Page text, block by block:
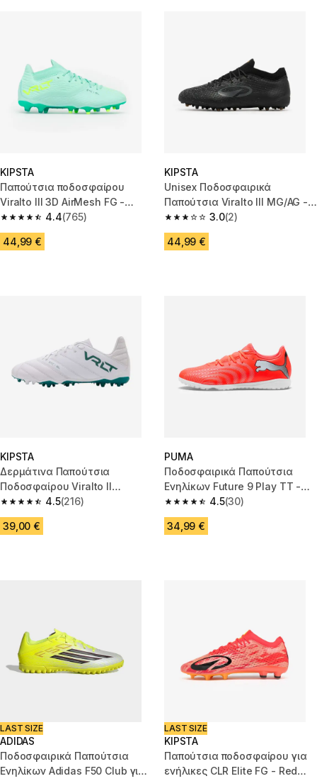
KIPSTA
Παπούτσια ποδοσφαίρου
Viralto III 3D AirMesh FG -
Μέντα
4.4
4.4 out of 5 stars from 765 reviews
(765)
44,99 €
KIPSTA
Unisex Ποδοσφαιρικά
Παπούτσια Viralto III MG/AG -
Μαύρα
3.0
3.0 out of 5 stars from 2
(2)
44,99 €
KIPSTA
Δερμάτινα Παπούτσια
Ποδοσφαίρου Viralto II
Matador MG/AG - Λευκά/
Πράσινα
4.5
4.5 out of 5 stars from 216 reviews
(216)
39,00 €
PUMA
Ποδοσφαιρικά Παπούτσια
Ενηλίκων Future 9 Play ΤΤ -
Κόκκινα
4.5
4.5 out of 5 stars from 30
(30)
34,99 €
LAST SIZE
ADIDAS
Ποδοσφαιρικά Παπούτσια
Ενηλίκων Adidas F50 Club για
LAST SIZE
KIPSTA
Παπούτσια ποδοσφαίρου για
ενήλικες CLR Elite FG - Red